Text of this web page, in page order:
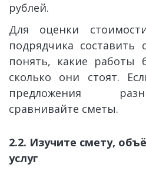
рублей.
Для оценки
подрядчика составить
понять, какие работы
сколько они стоят.
предложения
сравнивайте сметы.
2.2. Изучите смету,
услуг